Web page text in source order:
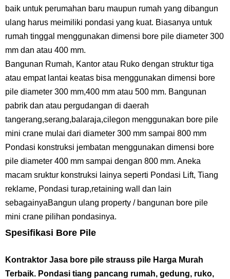
baik untuk perumahan baru maupun rumah yang dibangun
ulang harus meimiliki pondasi yang kuat. Biasanya untuk
rumah tinggal menggunakan dimensi bore pile diameter 300
mm dan atau 400 mm.
Bangunan Rumah, Kantor atau Ruko dengan struktur tiga
atau empat lantai keatas bisa menggunakan dimensi bore
pile diameter 300 mm,400 mm atau 500 mm. Bangunan
pabrik dan atau pergudangan di daerah
tangerang,serang,balaraja,cilegon menggunakan bore pile
mini crane mulai dari diameter 300 mm sampai 800 mm
Pondasi konstruksi jembatan menggunakan dimensi bore
pile diameter 400 mm sampai dengan 800 mm. Aneka
macam sruktur konstruksi lainya seperti Pondasi Lift, Tiang
reklame, Pondasi turap,retaining wall dan lain
sebagainyaBangun ulang property / bangunan bore pile
mini crane pilihan pondasinya.
Spesifikasi Bore Pile
Kontraktor Jasa bore pile strauss pile Harga Murah
Terbaik. Pondasi tiang pancang rumah, gedung, ruko,